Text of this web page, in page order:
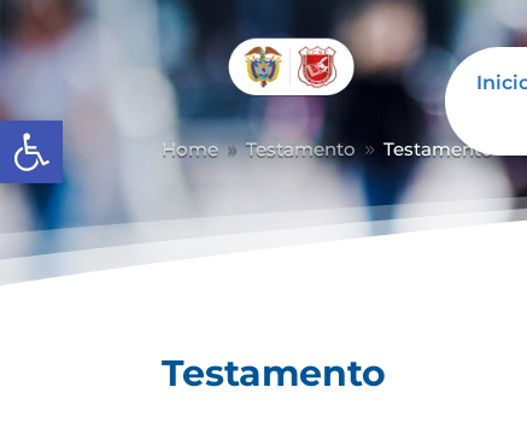
Abrir barra de herramientas
Home 9 Testamento 9 Testamento
Testamento